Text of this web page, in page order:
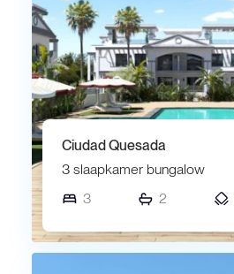
Ciudad Quesada
3 slaapkamer bungalow
3
2